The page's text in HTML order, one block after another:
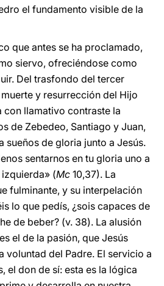
el fundamento visible de la
que antes se ha proclamado,
siervo, ofreciéndose como
Del trasfondo del tercer
y resurrección del Hijo
con llamativo contraste la
de Zebedeo, Santiago y Juan,
sueños de gloria junto a Jesús.
sentarnos en tu gloria uno a
(Mc 10,37). La
fulminante, y su interpelación
lo que pedís, ¿sois capaces de
de beber? (v. 38). La alusión
el de la pasión, que Jesús
voluntad del Padre. El servicio a
el don de sí: esta es la lógica